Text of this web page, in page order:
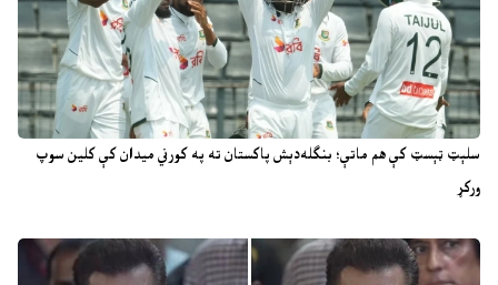
سلېټ ټېسټ کې هم ماتې؛ بنګله‌دېش پاکستان ته په کورني میدان کې کلین سوپ
ورکړ